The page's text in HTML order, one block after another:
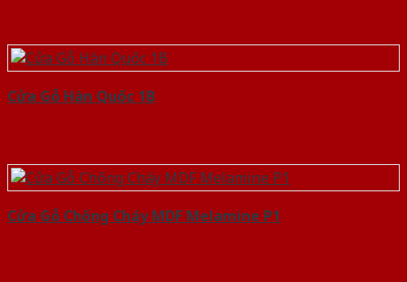
Cửa Gỗ Hàn Quốc 1B
Cửa Gỗ Chống Cháy MDF Melamine P1